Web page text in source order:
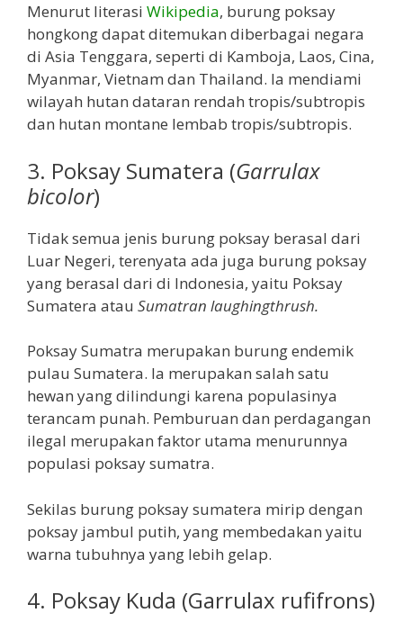
Menurut literasi Wikipedia, burung poksay
hongkong dapat ditemukan diberbagai negara
di Asia Tenggara, seperti di Kamboja, Laos, Cina,
Myanmar, Vietnam dan Thailand. Ia mendiami
wilayah hutan dataran rendah tropis/subtropis
dan hutan montane lembab tropis/subtropis.
3. Poksay Sumatera (Garrulax
bicolor)
Tidak semua jenis burung poksay berasal dari
Luar Negeri, terenyata ada juga burung poksay
yang berasal dari di Indonesia, yaitu Poksay
Sumatera atau Sumatran laughingthrush.
Poksay Sumatra merupakan burung endemik
pulau Sumatera. Ia merupakan salah satu
hewan yang dilindungi karena populasinya
terancam punah. Pemburuan dan perdagangan
ilegal merupakan faktor utama menurunnya
populasi poksay sumatra.
Sekilas burung poksay sumatera mirip dengan
poksay jambul putih, yang membedakan yaitu
warna tubuhnya yang lebih gelap.
4. Poksay Kuda (Garrulax rufifrons)